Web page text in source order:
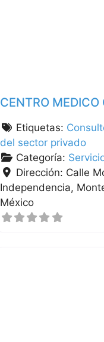
CENTRO MEDICO
Etiquetas:
del sector privado
Categoría:
Dirección: Calle
Independencia
México